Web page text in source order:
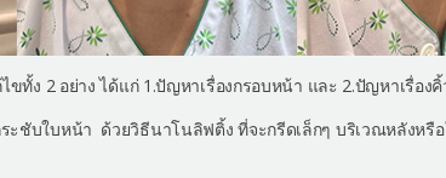
ง 2 อย่าง ได้แก่ 1.ปัญหาเรื่องกรอบหน้า และ 2.ปัญหาเรื่อง
บใบหน้า ด้วยวิธีนาโนลิฟติ้ง ที่จะกรีดเล็กๆ บริเวณหลังหรื